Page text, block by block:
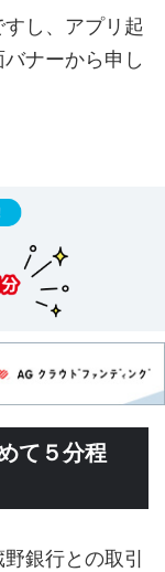
し、アプリ起
ナーから申し
て５分程
銀行との取引